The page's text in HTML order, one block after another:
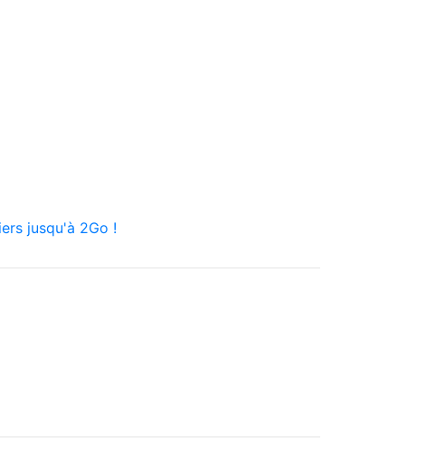
jusqu'à 2Go !